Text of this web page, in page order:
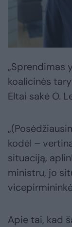
„Sprendimas
koalicinės
Eltai sakė O.
kodėl –
situaciją,
ministru, jo
Apie tai, kad